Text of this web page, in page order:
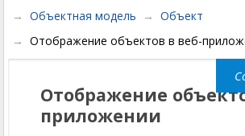
Объектная модель
Объект
Отображение объектов в веб-
Отображение
приложении